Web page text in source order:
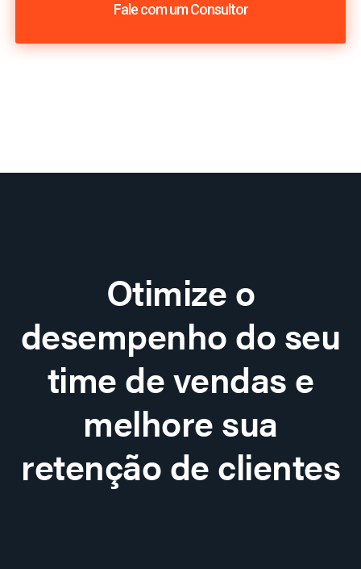
Fale com um Consultor
Otimize o
desempenho do seu
time de vendas e
melhore sua
retenção de clientes